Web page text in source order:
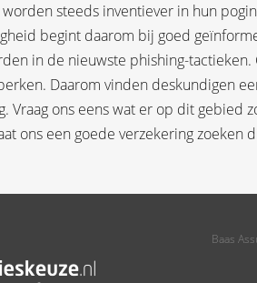
steeds inventiever in hun
begint daarom bij goed
in de nieuwste phishing-
Daarom vinden deskundigen
Vraag ons eens wat er op dit gebied
ons een goede verzekering
Baas